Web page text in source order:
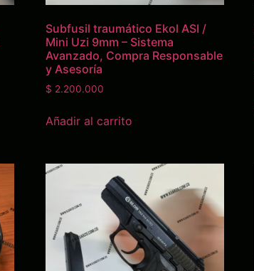
Subfusil traumático Ekol ASI /
Mini Uzi 9mm – Sistema
Avanzado, Compra Responsable
y Asesoría
$ 2.200.000
Añadir al carrito